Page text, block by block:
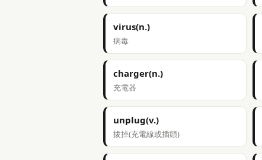
virus(n.)
病毒
charger(n.)
充電器
unplug(v.)
拔掉(充電線或插頭)